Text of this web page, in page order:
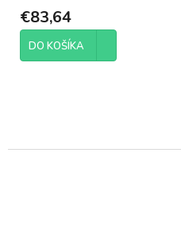
€83,64
DO KOŠÍKA